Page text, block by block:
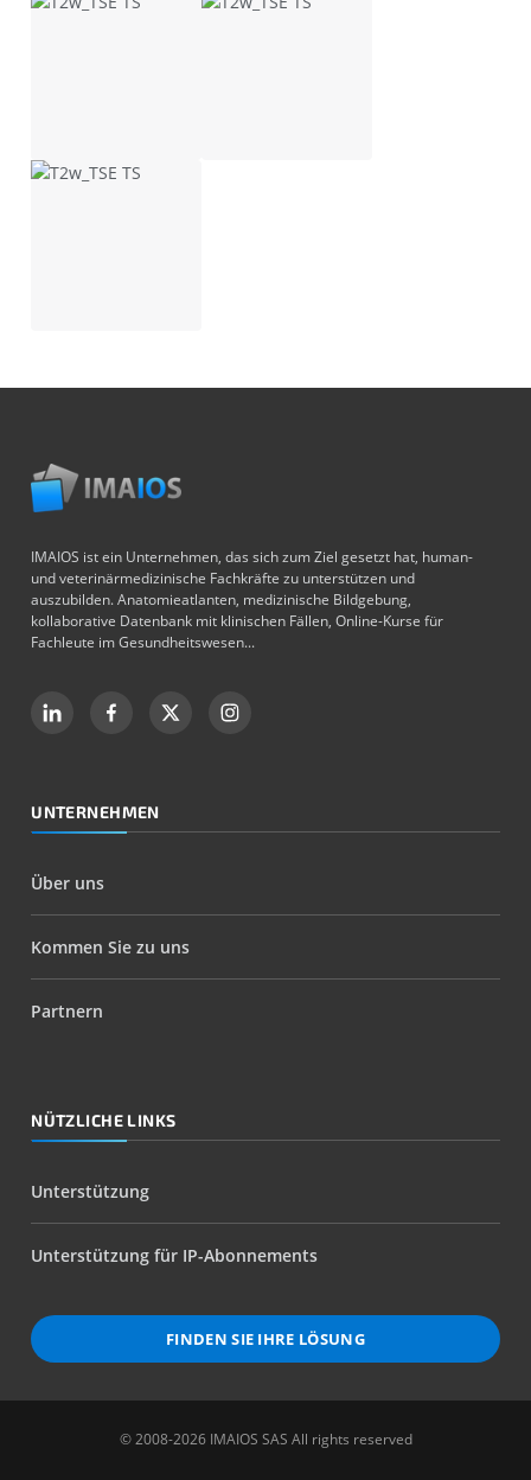
IMAIOS ist ein Unternehmen, das sich zum Ziel gesetzt hat, human-
und veterinärmedizinische Fachkräfte zu unterstützen und
auszubilden. Anatomieatlanten, medizinische Bildgebung,
kollaborative Datenbank mit klinischen Fällen, Online-Kurse für
Fachleute im Gesundheitswesen...
UNTERNEHMEN
Über uns
Kommen Sie zu uns
Partnern
NÜTZLICHE LINKS
Unterstützung
Unterstützung für IP-Abonnements
FINDEN SIE IHRE LÖSUNG
© 2008-2026 IMAIOS SAS All rights reserved